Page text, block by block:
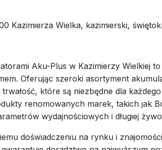
Kazimierza Wielka, kazimierski,
Aku-Plus w Kazimierzy Wielkiej
Oferując szeroki asortyment
które są niezbędne dla
renomowanych marek, takich jak
wydajnościowych i długiej
doświadczeniu na rynku i